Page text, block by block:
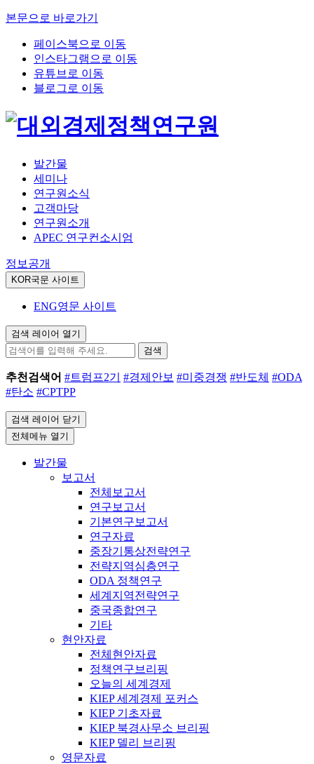
본문으로 바로가기
페이스북으로 이동
인스타그램으로 이동
유튜브로 이동
블로그로 이동
발간물
세미나
연구원소식
고객마당
연구원소개
APEC 연구컨소시엄
정보공개
KOR국문 사이트
ENG영문 사이트
검색 레이어 열기
검색
추천검색어 #트럼프2기 #경제안보 #미중경쟁 #반도체 #ODA
#탄소 #CPTPP
검색 레이어 닫기
전체메뉴 열기
발간물
보고서
전체보고서
연구보고서
기본연구보고서
연구자료
중장기통상전략연구
전략지역심층연구
ODA 정책연구
세계지역전략연구
중국종합연구
기타
현안자료
전체현안자료
정책연구브리핑
오늘의 세계경제
KIEP 세계경제 포커스
KIEP 기초자료
KIEP 북경사무소 브리핑
KIEP 델리 브리핑
영문자료